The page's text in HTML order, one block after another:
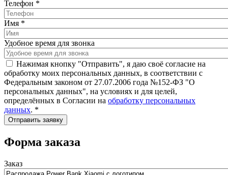
Телефон *
Имя *
Удобное время для звонка
Нажимая кнопку "Отправить", я даю своё согласие на
обработку моих персональных данных, в соответствии с
Федеральным законом от 27.07.2006 года №152-ФЗ "О
персональных данных", на условиях и для целей,
определённых в Согласии на обработку персональных
данных. *
Форма заказа
Заказ